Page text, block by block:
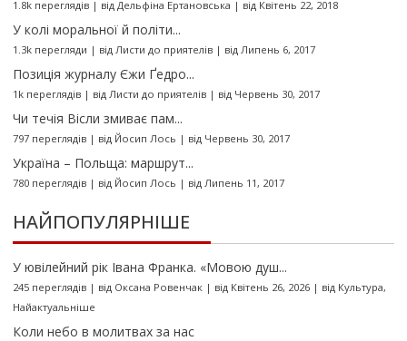
1.8k переглядів| від Дельфіна Ертановська | від Квітень 22, 2018
У колі моральної й політи...
1.3k перегляди | від Листи до приятелів| від Липень 6, 2017
Позиція журналу Єжи Ґедро...
1k переглядів| від Листи до приятелів| від Червень 30, 2017
Чи течія Вісли змиває пам...
797 переглядів| від Йосип Лось | від Червень 30, 2017
Україна – Польща: маршрут...
780 переглядів| від Йосип Лось | від Липень 11, 2017
НАЙПОПУЛЯРНІШЕ
У ювілейний рік Івана Франка. «Мовою душ...
245 переглядів| від Оксана Ровенчак| від Квітень 26, 2026| від Культура,
Найактуальніше
Коли небо в молитвах за нас